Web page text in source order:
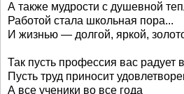
А также мудрости с душевной
Работой стала школьная пора...
И жизнью — долгой, яркой,
Так пусть профессия вас радует
Пусть труд приносит
А все ученики во все года